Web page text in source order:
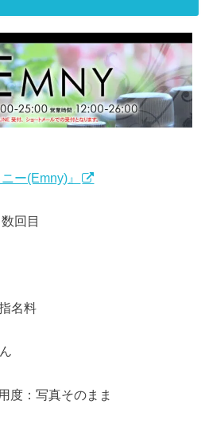
ニー(Emny)』
回目
名料
度：写真そのまま